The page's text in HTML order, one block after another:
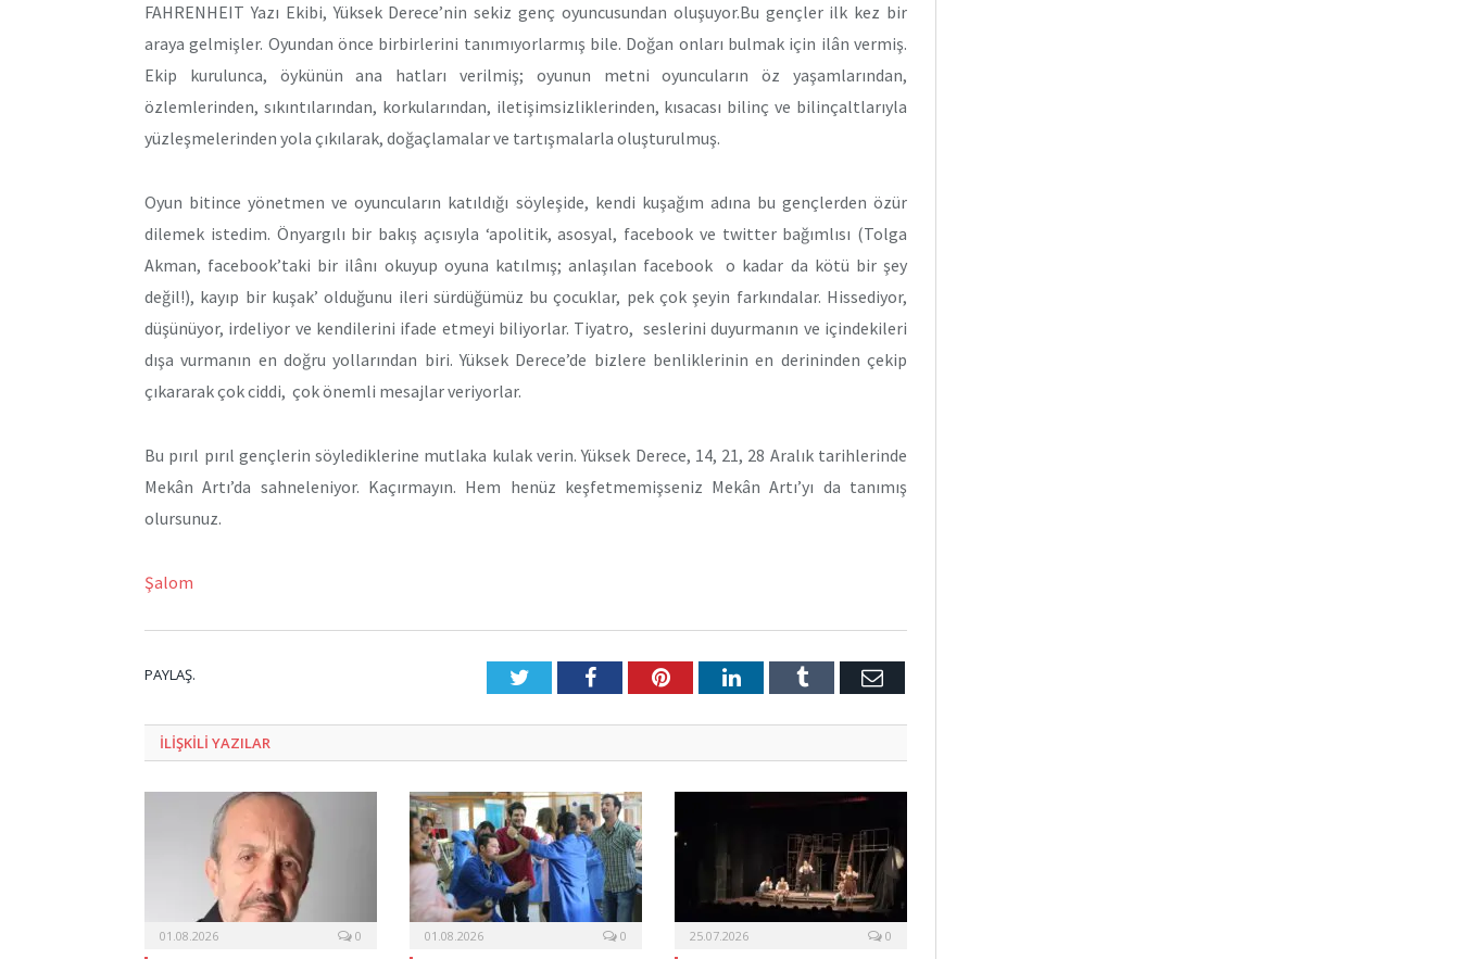
FAHRENHEIT Yazı Ekibi, Yüksek Derece’nin sekiz genç oyuncusundan oluşuyor.Bu gençler ilk kez bir
araya gelmişler. Oyundan önce birbirlerini tanımıyorlarmış bile. Doğan onları bulmak için ilân vermiş.
Ekip kurulunca, öykünün ana hatları verilmiş; oyunun metni oyuncuların öz yaşamlarından,
özlemlerinden, sıkıntılarından, korkularından, iletişimsizliklerinden, kısacası bilinç ve bilinçaltlarıyla
yüzleşmelerinden yola çıkılarak, doğaçlamalar ve tartışmalarla oluşturulmuş.
Oyun bitince yönetmen ve oyuncuların katıldığı söyleşide, kendi kuşağım adına bu gençlerden özür
dilemek istedim. Önyargılı bir bakış açısıyla ‘apolitik, asosyal, facebook ve twitter bağımlısı (Tolga
Akman, facebook’taki bir ilânı okuyup oyuna katılmış; anlaşılan facebook o kadar da kötü bir şey
değil!), kayıp bir kuşak’ olduğunu ileri sürdüğümüz bu çocuklar, pek çok şeyin farkındalar. Hissediyor,
düşünüyor, irdeliyor ve kendilerini ifade etmeyi biliyorlar. Tiyatro, seslerini duyurmanın ve içindekileri
dışa vurmanın en doğru yollarından biri. Yüksek Derece’de bizlere benliklerinin en derininden çekip
çıkararak çok ciddi, çok önemli mesajlar veriyorlar.
Bu pırıl pırıl gençlerin söylediklerine mutlaka kulak verin. Yüksek Derece, 14, 21, 28 Aralık tarihlerinde
Mekân Artı’da sahneleniyor. Kaçırmayın. Hem henüz keşfetmemişseniz Mekân Artı’yı da tanımış
olursunuz.
Şalom
PAYLAŞ. TwitterFacebookPinterestLinkedInTumblr E-
ILIŞKILI YAZILAR
01.08.2026 0 01.08.2026 0 25.07.2026 0